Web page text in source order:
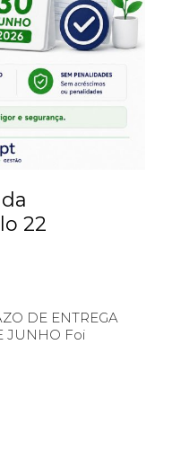
22
DE ENTREGA
JUNHO Foi